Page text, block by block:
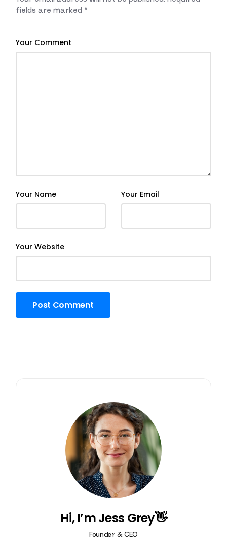
fields are marked *
Your Comment
Your Name Your Email
Your Website
Post Comment
Hi, I’m Jess Grey👋
Founder & CEO